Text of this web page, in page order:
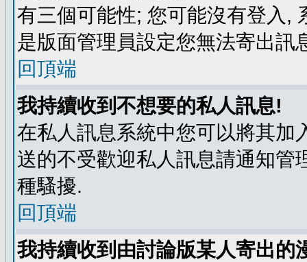
有三個可能性; 您可能沒有登入,
是版面管理員設定您無法寄出訊
回頂端
我持續收到不想要的私人訊息!
在私人訊息系統中您可以將其加
送的不受歡迎私人訊息請通知管
種騷擾.
回頂端
我持續收到由討論版某人寄出的